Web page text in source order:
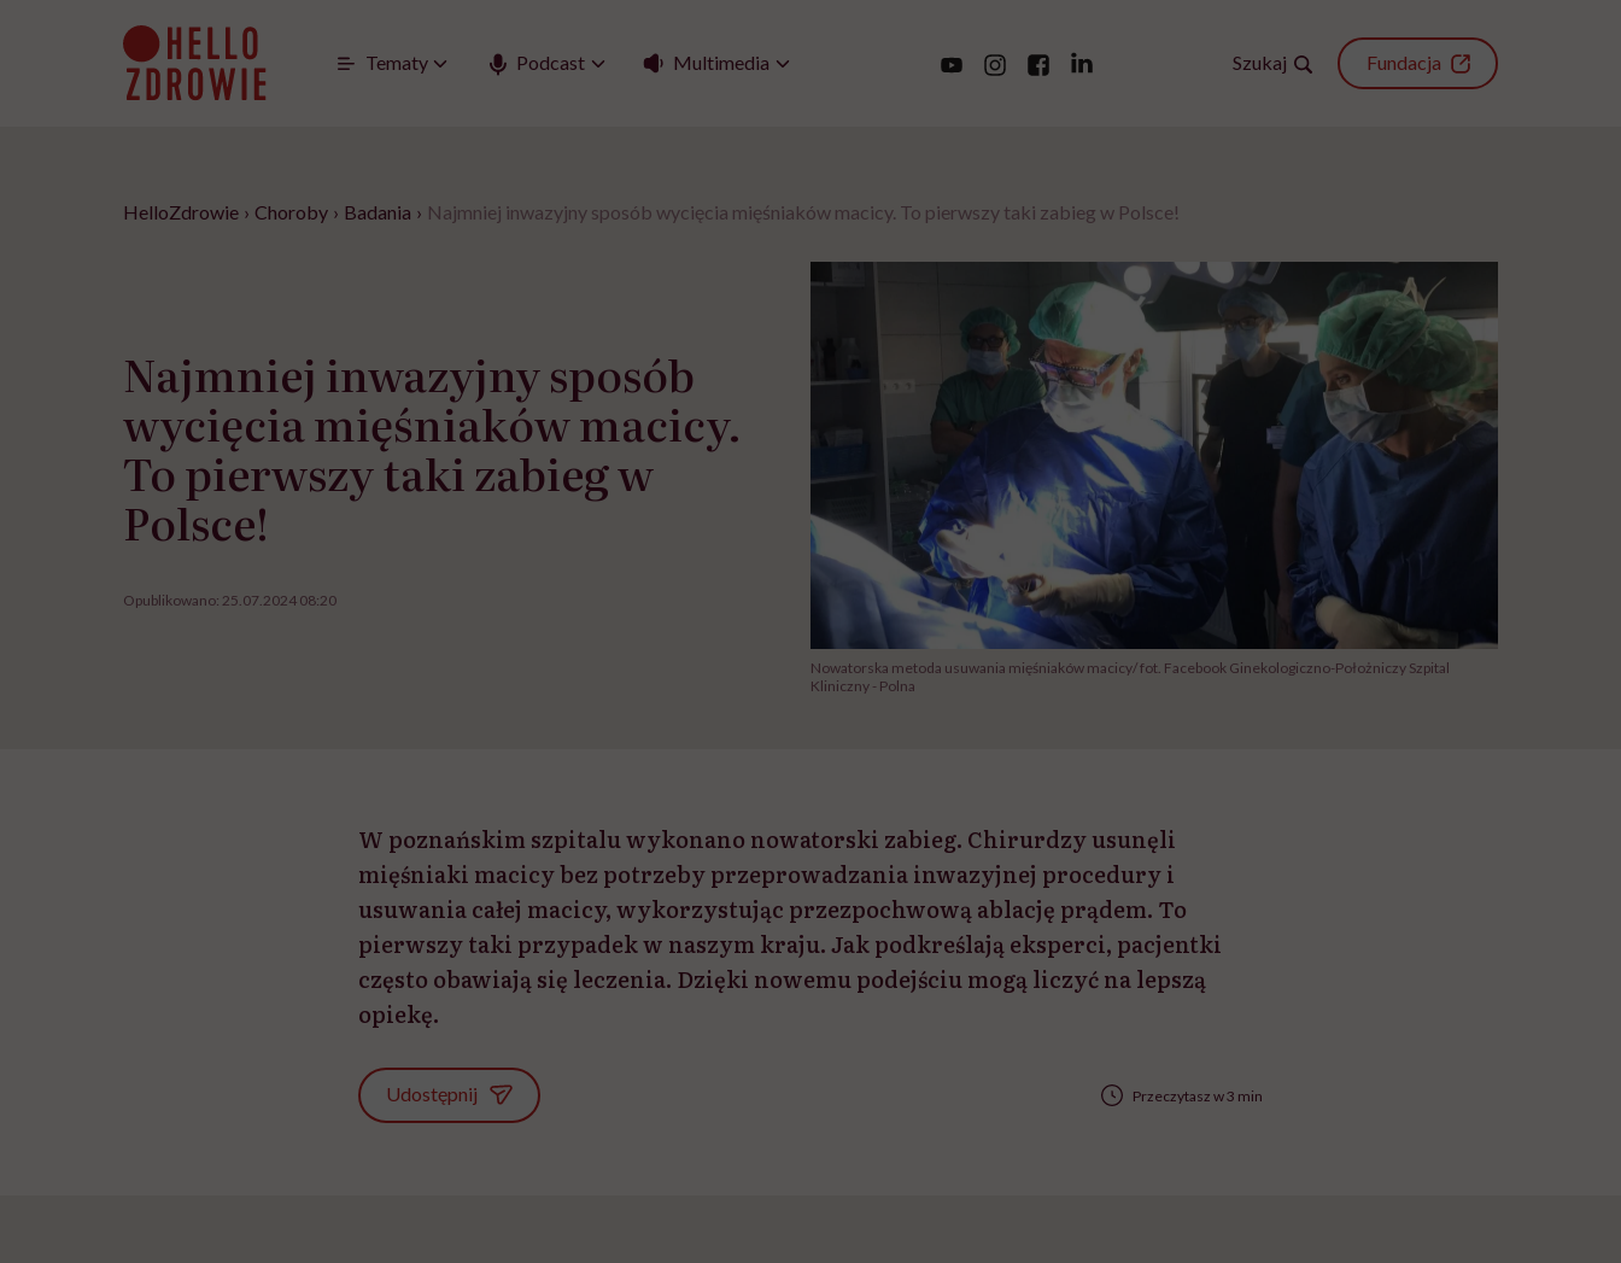
Tematy Podcast Multimedia Szukaj Fundacja
HelloZdrowie › Choroby › Badania › Najmniej inwazyjny sposób wycięcia mięśniaków macicy. To pierwszy taki zabieg w Polsce!
Najmniej inwazyjny sposób
wycięcia mięśniaków macicy.
To pierwszy taki zabieg w
Polsce!
Opublikowano: 25.07.2024 08:20
Nowatorska metoda usuwania mięśniaków macicy/ fot. Facebook Ginekologiczno-Położniczy Szpital
Kliniczny - Polna
W poznańskim szpitalu wykonano nowatorski zabieg. Chirurdzy usunęli
mięśniaki macicy bez potrzeby przeprowadzania inwazyjnej procedury i
usuwania całej macicy, wykorzystując przezpochwową ablację prądem. To
pierwszy taki przypadek w naszym kraju. Jak podkreślają eksperci, pacjentki
często obawiają się leczenia. Dzięki nowemu podejściu mogą liczyć na lepszą
opiekę.
Udostępnij Przeczytasz w 3 min